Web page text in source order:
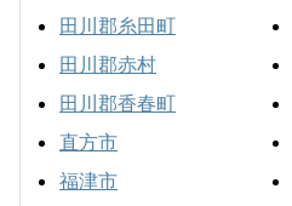
田川郡糸田町
田川郡赤村
田川郡香春町
直方市
福津市